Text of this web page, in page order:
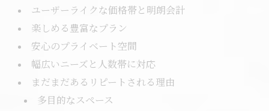
ユーザーライクな価格帯と明朗会計
楽しめる豊富なプラン
安心のプライベート空間
幅広いニーズと人数帯に対応
まだまだあるリピートされる理由
多目的なスペース